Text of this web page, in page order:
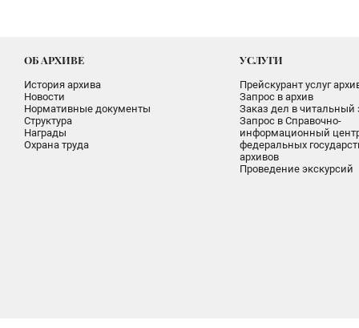
ОБ АРХИВЕ
История архива
Новости
Нормативные документы
Структура
Награды
Охрана труда
УСЛУГИ
Прейскурант услуг
Запрос в архив
Заказ дел в читальный
Запрос в Справочно-
информационный
федеральных
архивов
Проведение экскурсий